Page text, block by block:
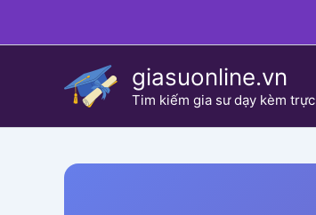
giasuonline.vn
Tim kiếm gia sư dạy kèm